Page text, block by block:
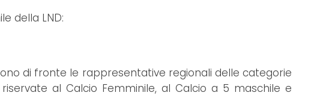
della LND:
di fronte le rappresentative regionali delle categorie
al Calcio Femminile, al Calcio a 5 maschile e